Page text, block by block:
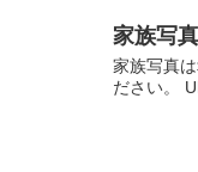
家族写
家族写真
ださい。